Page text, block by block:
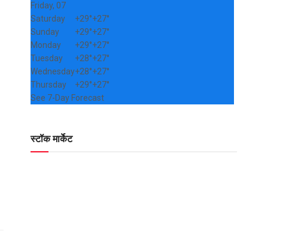
Friday, 07
Saturday
+29°+27°
Sunday
+29°+27°
Monday
+29°+27°
Tuesday
+28°+27°
Wednesday+28°+27°
Thursday
+29°+27°
See 7-Day Forecast
स्टॉक मार्केट